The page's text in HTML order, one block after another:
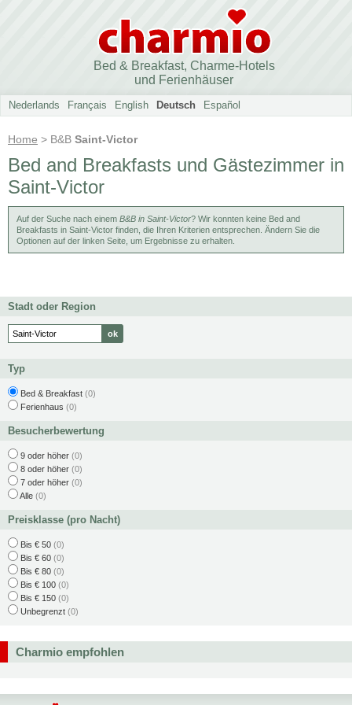
Bed & Breakfast, Charme-Hotels
und Ferienhäuser
Nederlands Français English Deutsch Español
Home > B&B Saint-Victor
Bed and Breakfasts und Gästezimmer in
Saint-Victor
Auf der Suche nach einem B&B in Saint-Victor? Wir konnten keine Bed and
Breakfasts in Saint-Victor finden, die Ihren Kriterien entsprechen. Ändern Sie die
Optionen auf der linken Seite, um Ergebnisse zu erhalten.
Stadt oder Region
Typ
Bed & Breakfast (0)
Ferienhaus (0)
Besucherbewertung
9 oder höher (0)
8 oder höher (0)
7 oder höher (0)
Alle (0)
Preisklasse (pro Nacht)
Bis € 50 (0)
Bis € 60 (0)
Bis € 80 (0)
Bis € 100 (0)
Bis € 150 (0)
Unbegrenzt (0)
Charmio empfohlen